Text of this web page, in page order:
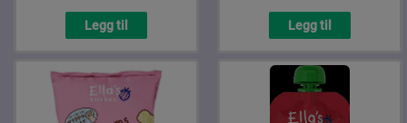
Legg til Legg til